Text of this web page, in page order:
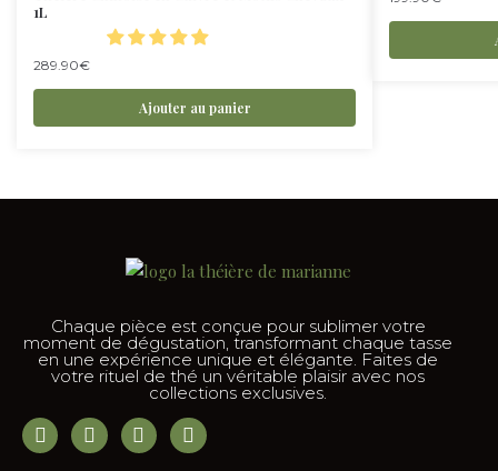
1L
289.90€
Ajouter au panier
Chaque pièce est conçue pour sublimer votre
moment de dégustation, transformant chaque tasse
en une expérience unique et élégante. Faites de
votre rituel de thé un véritable plaisir avec nos
collections exclusives.